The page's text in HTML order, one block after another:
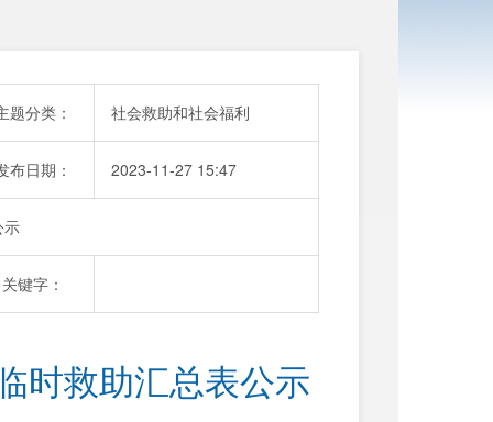
题分类： 社会救助和社会福利
布日期： 2023-11-27 15:47
示
关键字：
时救助汇总表公示